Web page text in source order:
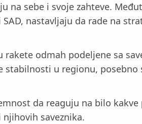
sebe i svoje zahteve.
nastavljaju da rade na
odmah podeljene sa
u regionu,
da reaguju na bilo
saveznika.